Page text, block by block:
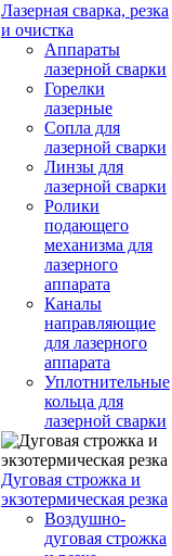
Лазерная сварка, резка
и очистка
Аппараты
лазерной сварки
Горелки
лазерные
Сопла для
лазерной сварки
Линзы для
лазерной сварки
Ролики
подающего
механизма для
лазерного
аппарата
Каналы
направляющие
для лазерного
аппарата
Уплотнительные
кольца для
лазерной сварки
Дуговая строжка и
экзотермическая резка
Воздушно-
дуговая строжка